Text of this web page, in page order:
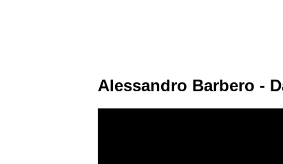
Alessandro Barbero -